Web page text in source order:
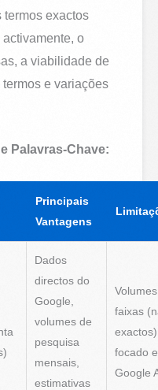
termos exactos
o
a viabilidade de
e variações
Palavras-Chave:
Principais
Vantagens
Dados
directos do
Google,
volumes de
pesquisa
mensais,
estimativas
faixas
focado
Google